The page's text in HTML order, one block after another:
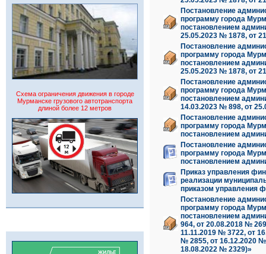
Схема ограничения движения в городе
Мурманске грузового автотранспорта
длиной более 12 метров
Постановление
программу города
постановлением
25.05.2023 № 1878, от
Постановление
программу города
постановлением
25.05.2023 № 1878, от
Постановление
программу города
постановлением
14.03.2023 № 898, от
Постановление
программу города
постановлением
Постановление
программу города
постановлением
Приказ управления
реализации
приказом управления
Постановление
программу города
постановлением
964, от 20.08.2018 №
11.11.2019 № 3722, от
№ 2855, от 16.12.2020
18.08.2022 № 2329)»